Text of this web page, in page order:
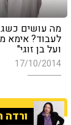
לעבוד? אימא
ועל בן זוגי"
17/10/2014
ורדה